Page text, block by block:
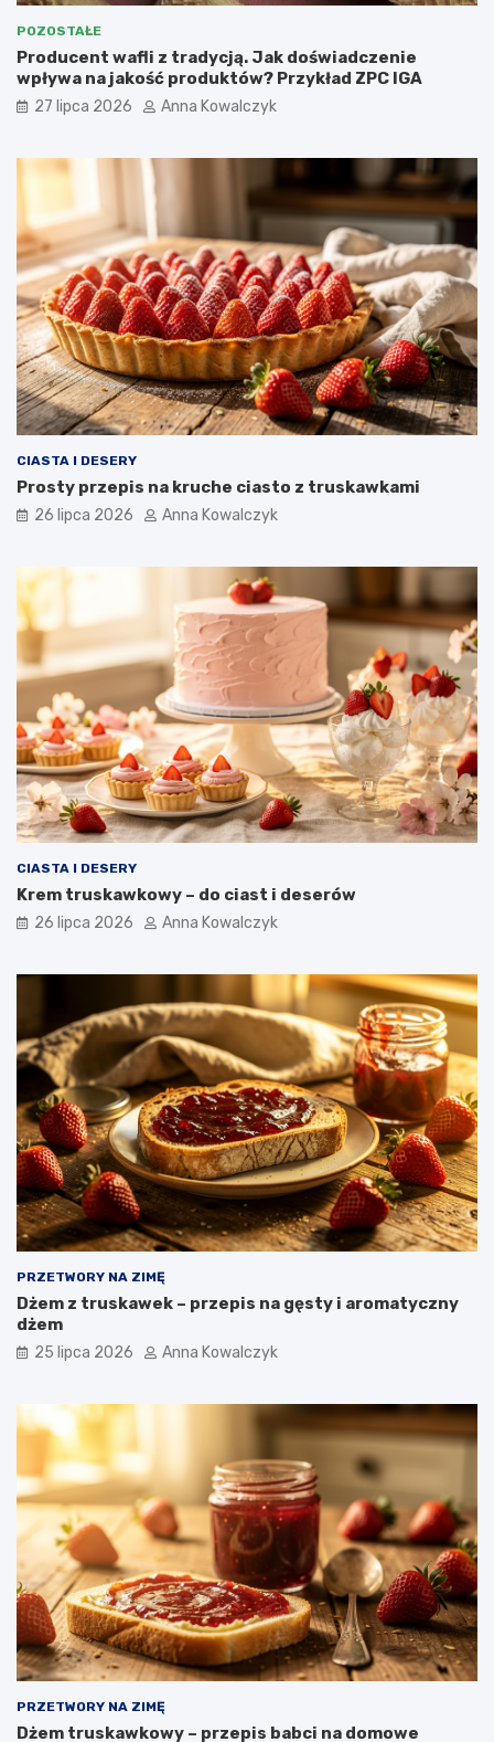
POZOSTAŁE
Producent wafli z tradycją. Jak doświadczenie
wpływa na jakość produktów? Przykład ZPC IGA
27 lipca 2026 Anna Kowalczyk
CIASTA I DESERY
Prosty przepis na kruche ciasto z truskawkami
26 lipca 2026 Anna Kowalczyk
CIASTA I DESERY
Krem truskawkowy – do ciast i deserów
26 lipca 2026 Anna Kowalczyk
PRZETWORY NA ZIMĘ
Dżem z truskawek – przepis na gęsty i aromatyczny
dżem
25 lipca 2026 Anna Kowalczyk
PRZETWORY NA ZIMĘ
Dżem truskawkowy – przepis babci na domowe